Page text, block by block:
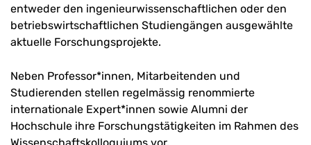
entweder den ingenieurwissenschaftlichen oder den
betriebswirtschaftlichen Studiengängen ausgewählte
aktuelle Forschungsprojekte.
Neben Professor*innen, Mitarbeitenden und
Studierenden stellen regelmässig renommierte
internationale Expert*innen sowie Alumni der
Hochschule ihre Forschungstätigkeiten im Rahmen des